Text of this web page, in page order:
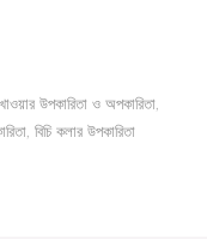
উপকারিতা ও অপকারিতা,
, বিচি কলার উপকারিতা